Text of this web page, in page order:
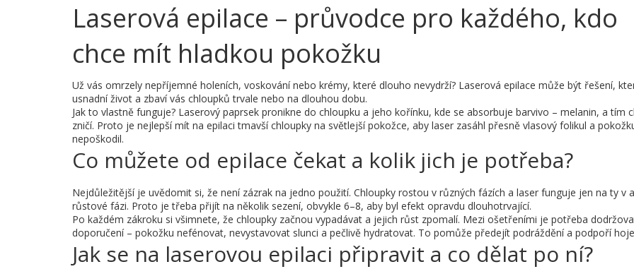
Laserová epilace – průvodce pro každého, kdo
chce mít hladkou pokožku
Už vás omrzely nepříjemné holeních, voskování nebo krémy, které dlouho nevydrží? Laserová epilace může být řešení,
usnadní život a zbaví vás chloupků trvale nebo na dlouhou dobu.
Jak to vlastně funguje? Laserový paprsek pronikne do chloupku a jeho kořínku, kde se absorbuje barvivo – melanin, a tím
zničí. Proto je nejlepší mít na epilaci tmavší chloupky na světlejší pokožce, aby laser zasáhl přesně vlasový folikul a
nepoškodil.
Co můžete od epilace čekat a kolik jich je potřeba?
Nejdůležitější je uvědomit si, že není zázrak na jedno použití. Chloupky rostou v různých fázích a laser funguje jen na ty v
růstové fázi. Proto je třeba přijít na několik sezení, obvykle 6–8, aby byl efekt opravdu dlouhotrvající.
Po každém zákroku si všimnete, že chloupky začnou vypadávat a jejich růst zpomalí. Mezi ošetřeními je potřeba
doporučení – pokožku nefénovat, nevystavovat slunci a pečlivě hydratovat. To pomůže předejít podráždění a podpoří
Jak se na laserovou epilaci připravit a co dělat po ní?